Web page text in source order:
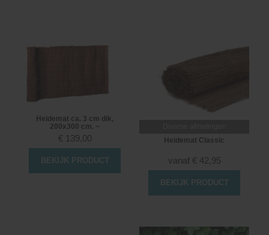
Heidemat ca. 3 cm dik,
200x300 cm. ~
€ 139,00
BEKIJK PRODUCT
Heidemat Classic
vanaf € 42,95
BEKIJK PRODUCT